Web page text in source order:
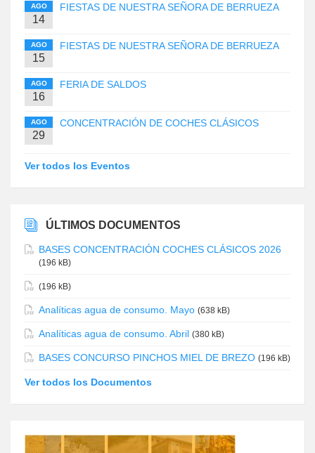
AGO
14
FIESTAS DE NUESTRA SEÑORA DE BERRUEZA
AGO
15
FIESTAS DE NUESTRA SEÑORA DE BERRUEZA
AGO
16
FERIA DE SALDOS
AGO
29
CONCENTRACIÓN DE COCHES CLÁSICOS
Ver todos los Eventos
ÚLTIMOS DOCUMENTOS
BASES CONCENTRACIÓN COCHES CLÁSICOS 2026
(196 kB)
(196 kB)
Analíticas agua de consumo. Mayo (638 kB)
Analíticas agua de consumo. Abril (380 kB)
BASES CONCURSO PINCHOS MIEL DE BREZO (196 kB)
Ver todos los Documentos